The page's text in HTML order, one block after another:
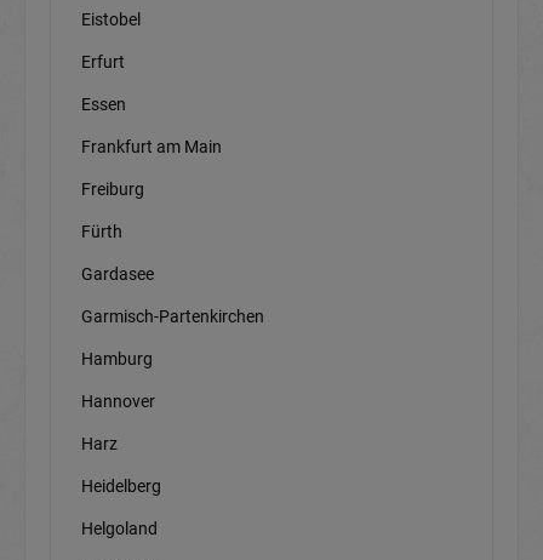
Eistobel
Erfurt
Essen
Frankfurt am Main
Freiburg
Fürth
Gardasee
Garmisch-Partenkirchen
Hamburg
Hannover
Harz
Heidelberg
Helgoland